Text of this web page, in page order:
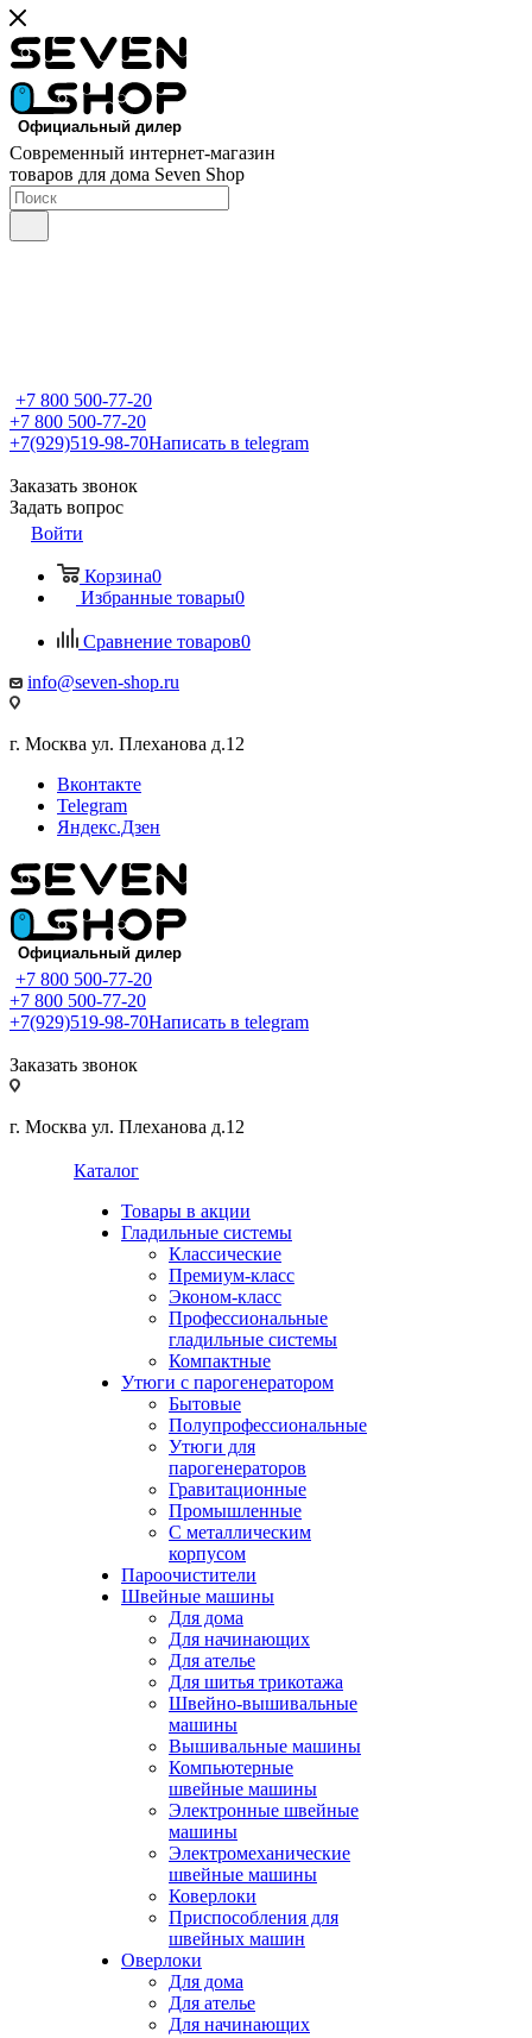
Современный интернет-магазин
товаров для дома Seven Shop
+7 800 500-77-20
+7 800 500-77-20
+7(929)519-98-70Написать в telegram
Заказать звонок
Задать вопрос
Войти
Корзина0
Избранные товары0
Сравнение товаров0
info@seven-shop.ru
г. Москва ул. Плеханова д.12
Вконтакте
Telegram
Яндекс.Дзен
+7 800 500-77-20
+7 800 500-77-20
+7(929)519-98-70Написать в telegram
Заказать звонок
г. Москва ул. Плеханова д.12
Каталог
Товары в акции
Гладильные системы
Классические
Премиум-класс
Эконом-класс
Профессиональные
гладильные системы
Компактные
Утюги с парогенератором
Бытовые
Полупрофессиональные
Утюги для
парогенераторов
Гравитационные
Промышленные
С металлическим
корпусом
Пароочистители
Швейные машины
Для дома
Для начинающих
Для ателье
Для шитья трикотажа
Швейно-вышивальные
машины
Вышивальные машины
Компьютерные
швейные машины
Электронные швейные
машины
Электромеханические
швейные машины
Коверлоки
Приспособления для
швейных машин
Оверлоки
Для дома
Для ателье
Для начинающих